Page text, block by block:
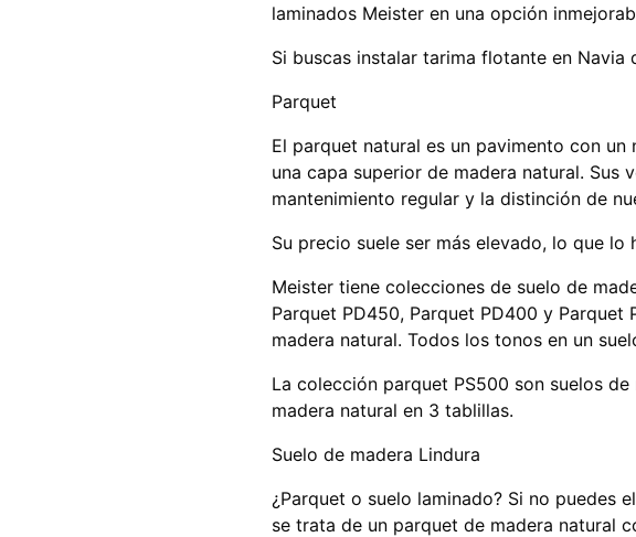
laminados Meister en una opción
Si buscas instalar tarima flotante en Navia
Parquet
El parquet natural es un pavimento con
una capa superior de madera natural. Sus
mantenimiento regular y la distinción de
Su precio suele ser más elevado, lo que
Meister tiene colecciones de suelo de
Parquet PD450, Parquet PD400 y
madera natural. Todos los tonos en un
La colección parquet PS500 son suelos
madera natural en 3 tablillas.
Suelo de madera Lindura
¿Parquet o suelo laminado? Si no puedes
se trata de un parquet de madera natural